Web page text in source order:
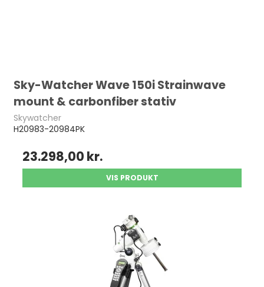
Sky-Watcher Wave 150i Strainwave
mount & carbonfiber stativ
Skywatcher
H20983-20984PK
23.298,00 kr.
VIS PRODUKT